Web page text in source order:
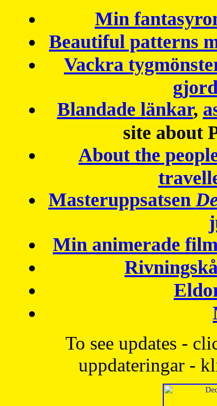
Min
Beautiful patterns
Vackra
Blandade länkar,
site about
About the
Masteruppsatsen
Min animerade
To see updates -
uppdateringar -